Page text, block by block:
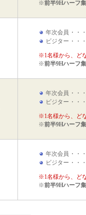
※前半9Hハーフ
年次会員 ・・
ビジター ・・
※1名様から、ど
※前半9Hハーフ
年次会員 ・・
ビジター ・・
※1名様から、ど
※前半9Hハーフ
年次会員 ・・
ビジター ・・
※1名様から、ど
※前半9Hハーフ